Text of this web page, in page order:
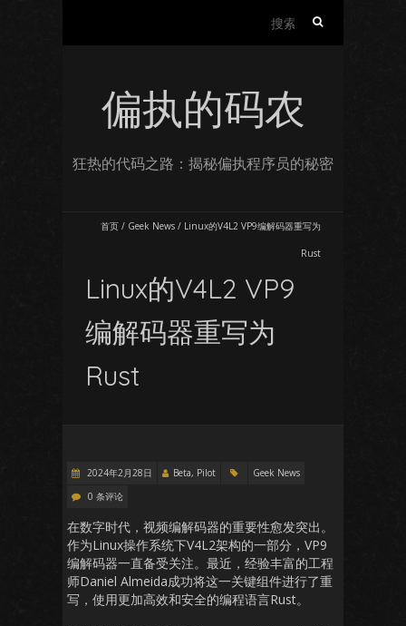
偏执的码农
狂热的代码之路：揭秘偏执程序员的秘密
首页 / Geek News / Linux的V4L2 VP9编解码器重写为
Rust
Linux的V4L2 VP9
编解码器重写为
Rust
2024年2月28日 Beta, Pilot
Geek News
0 条评论
在数字时代，视频编解码器的重要性愈发突出。
作为Linux操作系统下V4L2架构的一部分，VP9
编解码器一直备受关注。最近，经验丰富的工程
师Daniel Almeida成功将这一关键组件进行了重
写，使用更加高效和安全的编程语言Rust。